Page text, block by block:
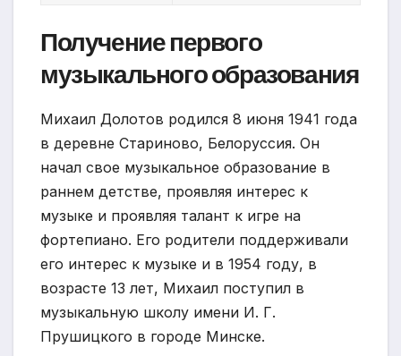
Получение первого
музыкального образования
Михаил Долотов родился 8 июня 1941 года
в деревне Стариново, Белоруссия. Он
начал свое музыкальное образование в
раннем детстве, проявляя интерес к
музыке и проявляя талант к игре на
фортепиано. Его родители поддерживали
его интерес к музыке и в 1954 году, в
возрасте 13 лет, Михаил поступил в
музыкальную школу имени И. Г.
Прушицкого в городе Минске.